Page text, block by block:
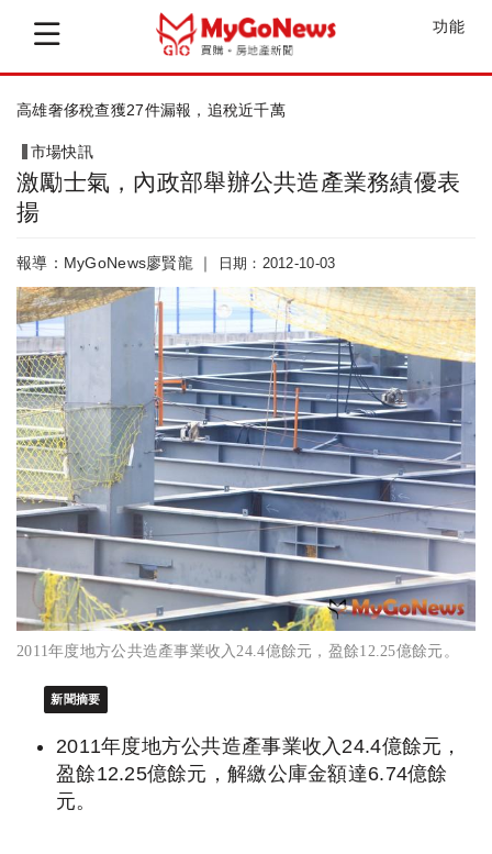
功能
個資法上路！房仲違法賠償上限達2億
市場快訊
激勵士氣，內政部舉辦公共造產業務績優表
揚
報導：MyGoNews廖賢龍 ｜ 日期：2012-10-03
2011年度地方公共造產事業收入24.4億餘元，盈餘12.25億餘元。
新聞摘要
2011年度地方公共造產事業收入24.4億餘元，
盈餘12.25億餘元，解繳公庫金額達6.74億餘
元。